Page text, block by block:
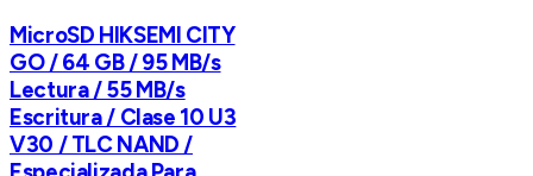
MicroSD HIKSEMI CITY
GO / 64 GB / 95 MB/s
Lectura / 55 MB/s
Escritura / Clase 10 U3
V30 / TLC NAND /